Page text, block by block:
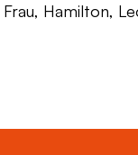
Hamilton,